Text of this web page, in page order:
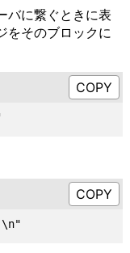
バに繋ぐときに表
をそのブロックに